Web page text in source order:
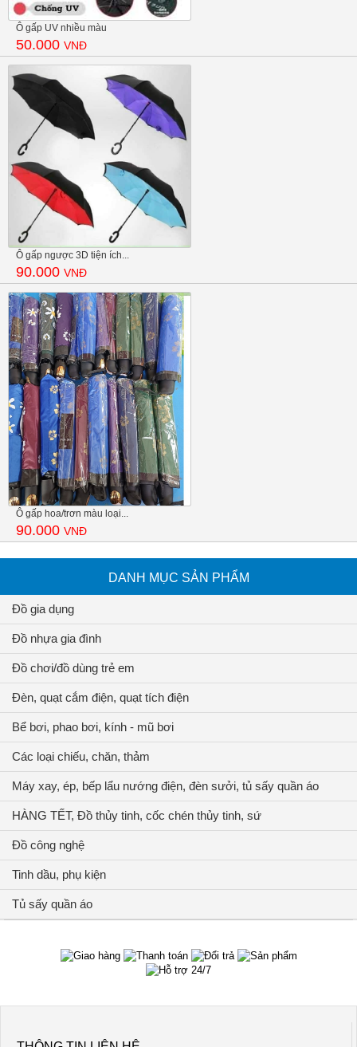
Ô gấp UV nhiều màu
50.000 VNĐ
Ô gấp ngược 3D tiện ích...
90.000 VNĐ
Ô gấp hoa/trơn màu loại...
90.000 VNĐ
DANH MỤC SẢN PHẨM
Đồ gia dụng
Đồ nhựa gia đình
Đồ chơi/đồ dùng trẻ em
Đèn, quạt cắm điện, quạt tích điện
Bể bơi, phao bơi, kính - mũ bơi
Các loại chiếu, chăn, thảm
Máy xay, ép, bếp lẩu nướng điện, đèn sưởi, tủ sấy quần áo
HÀNG TẾT, Đồ thủy tinh, cốc chén thủy tinh, sứ
Đồ công nghệ
Tinh dầu, phụ kiện
Tủ sấy quần áo